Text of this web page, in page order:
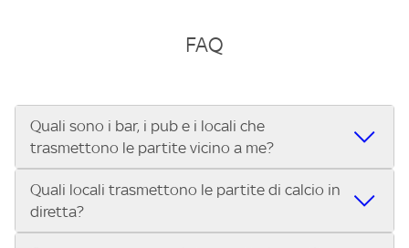
FAQ
Quali sono i bar, i pub e i locali che
trasmettono le partite vicino a me?
Se cerchi un bar, pub, ristorante o locale vicino a te per
vedere le partite di Serie A ENILIVE, la Serie C Sky Wifi, la
UEFA Champions League, la UEFA Europa League, la UEFA
Quali locali trasmettono le partite di calcio in
diretta?